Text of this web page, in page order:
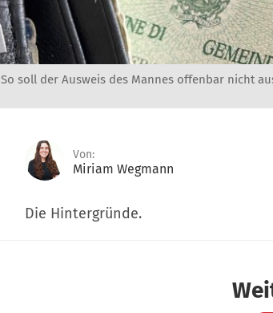
So soll der Ausweis des Mannes offenbar nicht
Von:
Miriam Wegmann
Die Hintergründe.